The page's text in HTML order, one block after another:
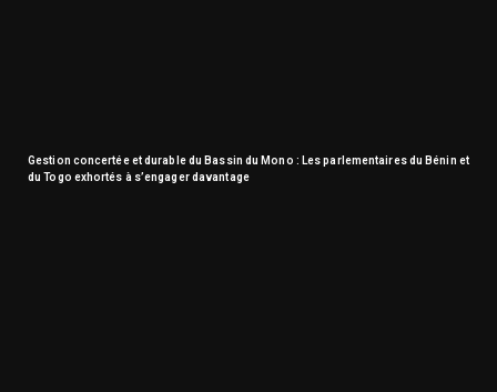
Gestion concertée et durable du Bassin du Mono : Les parlementaires du Bénin et
du Togo exhortés à s’engager davantage